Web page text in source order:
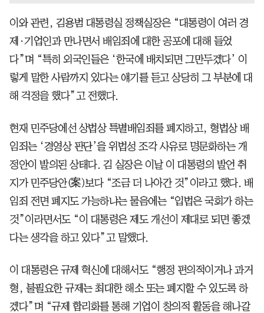
이와 관련, 김용범 대통령실 정책실장은 “대통령이 여러 경
제·기업인과 만나면서 배임죄에 대한 공포에 대해 들었
다”며 “특히 외국인들은 ‘한국에 배치되면 그만두겠다’ 이
렇게 말한 사람까지 있다는 얘기를 듣고 상당히 그 부분에 대
해 걱정을 했다”고 전했다.
현재 민주당에선 상법상 특별배임죄를 폐지하고, 형법상 배
임죄는 ‘경영상 판단’을 위법성 조각 사유로 명문화하는 개
정안이 발의된 상태다. 김 실장은 이날 이 대통령의 발언 취
지가 민주당안(案)보다 “조금 더 나아간 것”이라고 했다. 배
임죄 전면 폐지도 가능하냐는 물음에는 “입법은 국회가 하는
것”이라면서도 “이 대통령은 제도 개선이 제대로 되면 좋겠
다는 생각을 하고 있다”고 말했다.
이 대통령은 규제 혁신에 대해서도 “행정 편의적이거나 과거
형, 불필요한 규제는 최대한 해소 또는 폐지할 수 있도록 하
겠다”며 “규제 합리화를 통해 기업이 창의적 활동을 해나갈